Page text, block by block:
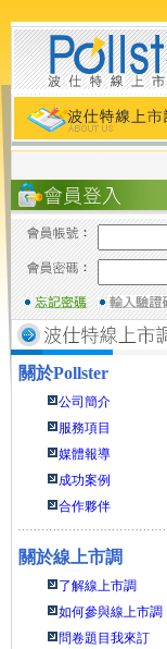
關於Pollster
公司簡介
服務項目
媒體報導
成功案例
合作夥伴
關於線上市調
了解線上市調
如何參與線上市調
問卷題目我來訂